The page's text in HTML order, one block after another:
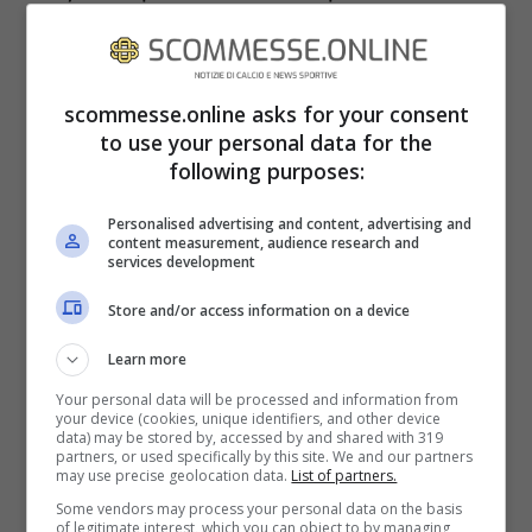
amichevole con il tecnico iberico e
l’attaccante uruguagio del Liverpool,
Darwin Núñez, coinvolti in un litigio dove
sono quasi venuti alle mani.
scommesse.online asks for your consent
to use your personal data for the
following purposes:
Personalised advertising and content, advertising and
content measurement, audience research and
services development
Store and/or access information on a device
Learn more
Your personal data will be processed and information from
your device (cookies, unique identifiers, and other device
data) may be stored by, accessed by and shared with 319
partners, or used specifically by this site. We and our partners
may use precise geolocation data. List of partners.
Some vendors may process your personal data on the basis
of legitimate interest, which you can object to by managing